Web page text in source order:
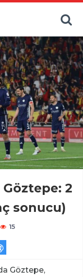
2
sonucu)
15
Göztepe,